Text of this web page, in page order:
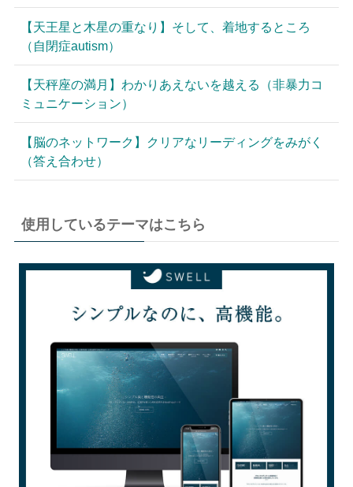
【天王星と木星の重なり】そして、着地するところ
（自閉症autism）
【天秤座の満月】わかりあえないを越える（非暴力コ
ミュニケーション）
【脳のネットワーク】クリアなリーディングをみがく
（答え合わせ）
使用しているテーマはこちら